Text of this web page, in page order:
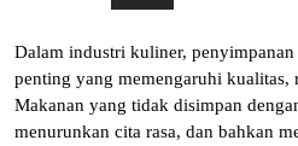
Dalam industri kuliner,
penting yang memengaruhi kualitas,
Makanan yang tidak disimpan
menurunkan cita rasa, dan bahkan